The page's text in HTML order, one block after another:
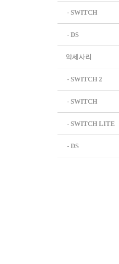
- SWITCH
- DS
악세사리
- SWITCH 2
- SWITCH
- SWITCH LITE
- DS